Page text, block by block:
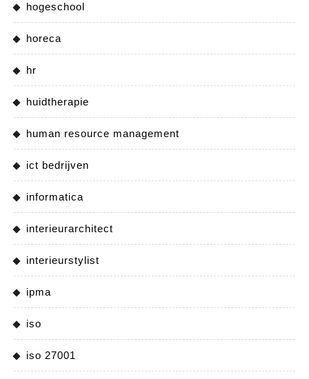
hogeschool
horeca
hr
huidtherapie
human resource management
ict bedrijven
informatica
interieurarchitect
interieurstylist
ipma
iso
iso 27001